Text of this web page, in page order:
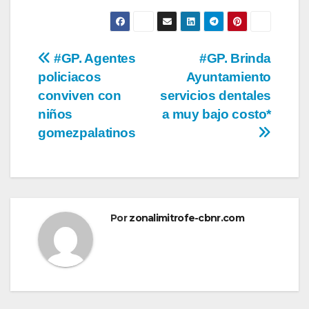
Navegación
de
entradas
#GP. Brinda
Ayuntamiento
servicios dentales
a muy bajo costo*
#GP. Agentes
policiacos
conviven con
niños
gomezpalatinos
Porzonalimitrofe-cbnr.com